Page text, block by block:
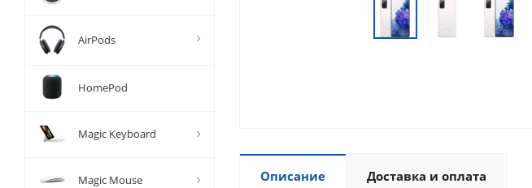
Описание Доставка и оплата
AirPods
HomePod
Magic Keyboard
Magic Mouse